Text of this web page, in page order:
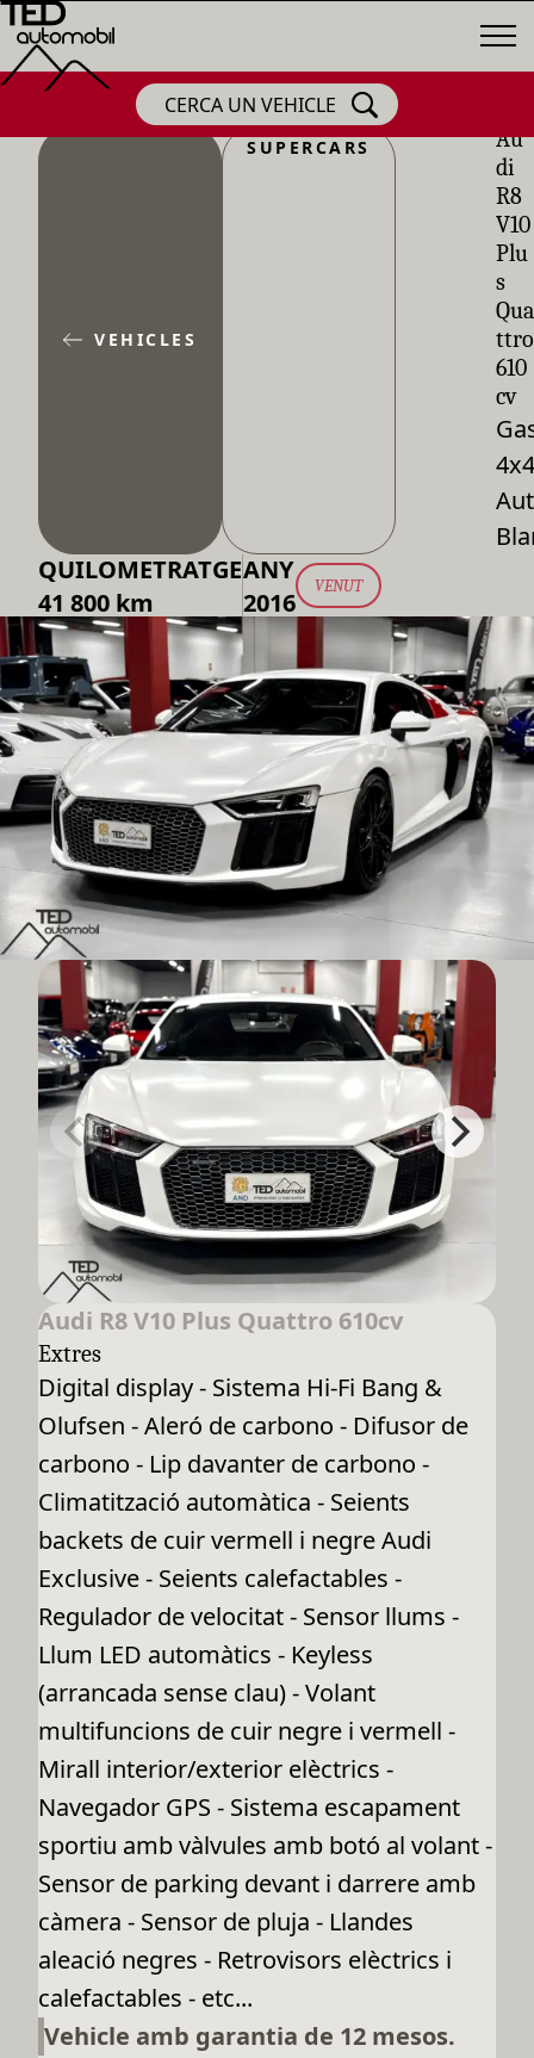
CERCA UN VEHICLE
VEHICLES
SUPERCARS
Au
di
R8
V10
Plu
s
Qua
ttro
610
cv
4x4
QUILOMETRATGE
41 800 km
ANY
2016
VENUT
Audi R8 V10 Plus Quattro 610cv
Extres
Digital display - Sistema Hi-Fi Bang &
Olufsen - Aleró de carbono - Difusor de
carbono - Lip davanter de carbono -
Climatització automàtica - Seients
backets de cuir vermell i negre Audi
Exclusive - Seients calefactables -
Regulador de velocitat - Sensor llums -
Llum LED automàtics - Keyless
(arrancada sense clau) - Volant
multifuncions de cuir negre i vermell -
Mirall interior/exterior elèctrics -
Navegador GPS - Sistema escapament
sportiu amb vàlvules amb botó al volant -
Sensor de parking devant i darrere amb
càmera - Sensor de pluja - Llandes
aleació negres - Retrovisors elèctrics i
calefactables - etc...
Vehicle amb garantia de 12 mesos.